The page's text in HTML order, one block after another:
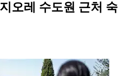
오레 수도원 근처 숙